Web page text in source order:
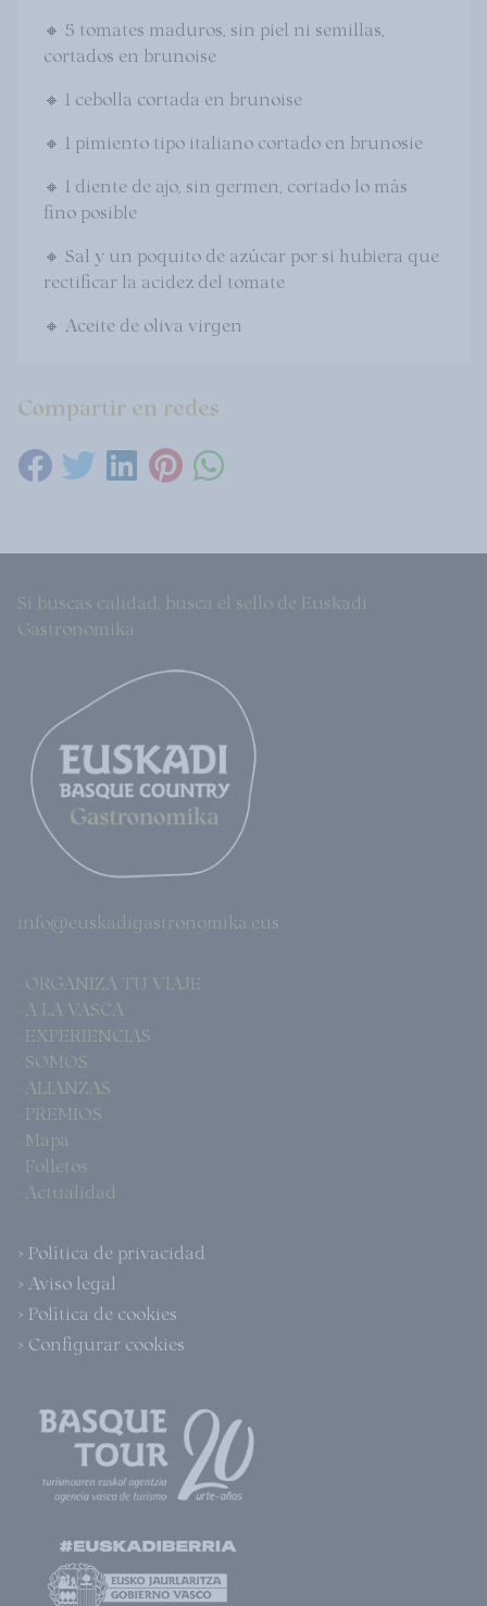
🔸 5 tomates maduros, sin piel ni semillas,
cortados en brunoise
🔸 1 cebolla cortada en brunoise
🔸 1 pimiento tipo italiano cortado en brunosie
🔸 1 diente de ajo, sin germen, cortado lo más
fino posible
🔸 Sal y un poquito de azúcar por si hubiera que
rectificar la acidez del tomate
🔸 Aceite de oliva virgen
Compartir en redes
Si buscas calidad, busca el sello de Euskadi
Gastronomika
info@euskadigastronomika.eus
· ORGANIZA TU VIAJE
· A LA VASCA
· EXPERIENCIAS
· SOMOS
· ALIANZAS
· PREMIOS
· Mapa
· Folletos
· Actualidad
> Política de privacidad
> Aviso legal
> Política de cookies
> Configurar cookies